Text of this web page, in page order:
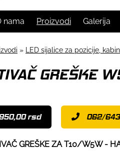
nama Proizvodi Galerija
» LED sijalice za pozicije,
GREŠKE
rsd 062/
GREŠKE ZA T10/W5W -